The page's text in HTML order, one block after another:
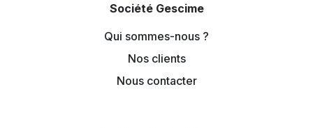
Société Gescime
Qui sommes-nous ?
Nos clients
Nous contacter